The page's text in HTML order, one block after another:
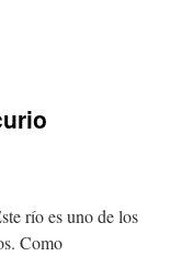
río es uno de los
Como